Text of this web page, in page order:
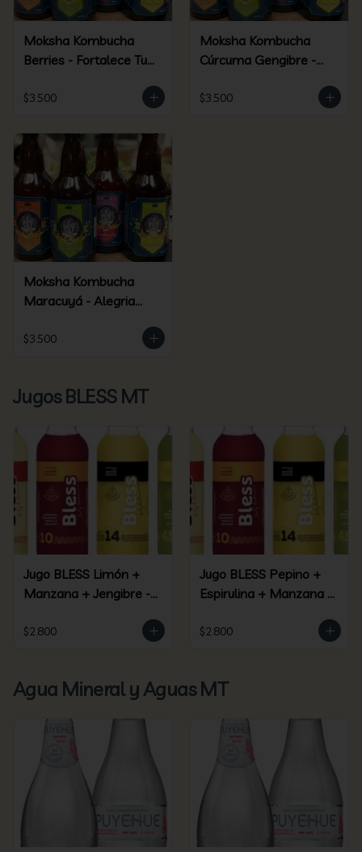
Moksha Kombucha
Berries - Fortalece Tu
$3.500
Moksha Kombucha
Cúrcuma Gengibre -
$3.500
Moksha Kombucha
Maracuyá - Alegria
$3.500
Jugos BLESS MT
Jugo BLESS Limón +
Manzana + Jengibre -
$2.800
Jugo BLESS Pepino +
Espirulina + Manzana +
$2.800
Agua Mineral y Aguas MT